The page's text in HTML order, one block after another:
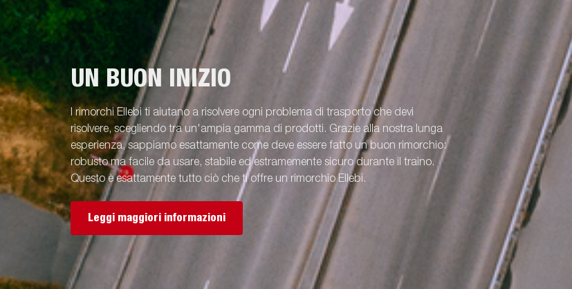
UN BUON INIZIO
I rimorchi Ellebi ti aiutano a risolvere ogni problema di trasporto che devi
risolvere, scegliendo tra un'ampia gamma di prodotti. Grazie alla nostra lunga
esperienza, sappiamo esattamente come deve essere fatto un buon rimorchio:
robusto ma facile da usare, stabile ed estramemente sicuro durante il traino.
Questo è esattamente tutto ciò che ti offre un rimorchio Ellebi.
Leggi maggiori informazioni